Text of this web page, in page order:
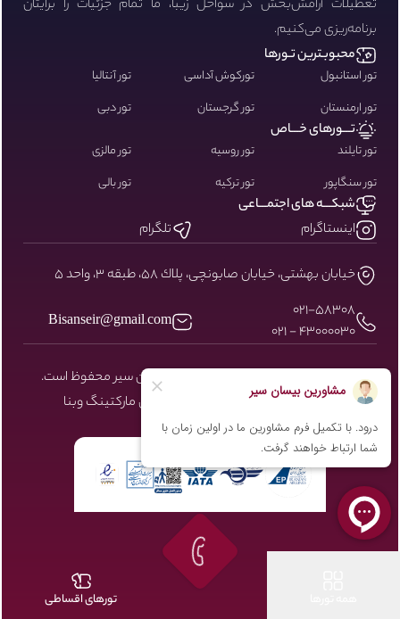
تورهای اقساطی
تعطیلات آرامش‌بخش در سواحل زیبا، ما تمام جزئیات را برایتان
برنامه‌ریزی می‌کنیم.
محبوبـترین تـورها
تور استانبول تورکوش آداسی
تور آنتالیا
تور ارمنستان
تور گرجستان تور دبی
تـــورهای خـــاص
تور تایلند تور روسیه
تور مالزی
تور سنگاپور
تور ترکیه تور بالی
شبکـــه های اجتمـــاعی
اینستاگرام
تلگرام
خيابان بهشتى، خيابان صابونچى، پلاك ٥٨، طبقه ٣، واحد ٥
۰۲۱-58308
43000030 - 021
Bisanseir@gmail.com
کلیه حقوق مادی و معنوی سایت نزد بیسان سیر محفوظ است.
طراحی و توسعه توسط شرکت دیجیتال مارکتینگوبنا